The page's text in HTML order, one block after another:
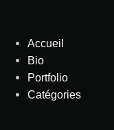
Accueil
Bio
Portfolio
Catégories